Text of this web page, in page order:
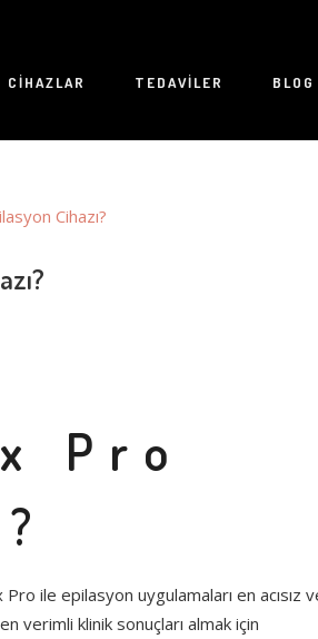
CIHAZLAR TEDAVILER BLOG
Pro
Pro ile epilasyon uygulamaları en acısız
verimli klinik sonuçları almak için